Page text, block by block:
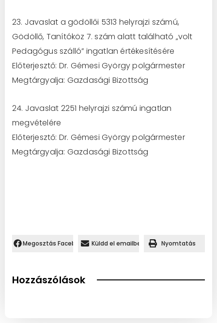
23. Javaslat a gödöllői 5313 helyrajzi számú,
Gödöllő, Tanítóköz 7. szám alatt található „volt
Pedagógus szálló” ingatlan értékesítésére
Előterjesztő: Dr. Gémesi György polgármester
Megtárgyalja: Gazdasági Bizottság
24. Javaslat 2251 helyrajzi számú ingatlan
megvételére
Előterjesztő: Dr. Gémesi György polgármester
Megtárgyalja: Gazdasági Bizottság
Megosztás Facebookon.Küldd el emailben Nyomtatás
Hozzászólások